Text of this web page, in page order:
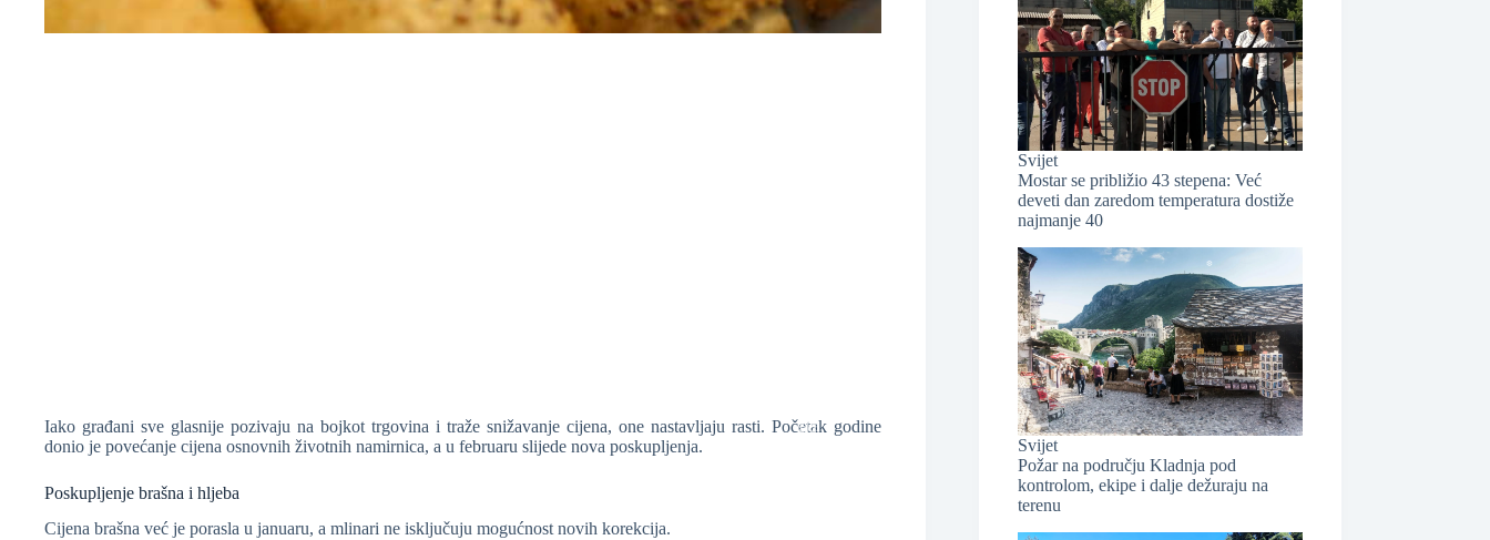
Iako građani sve glasnije pozivaju na bojkot trgovina i traže snižavanje cijena, one nastavljaju rasti. Početak godine
donio je povećanje cijena osnovnih životnih namirnica, a u februaru slijede nova poskupljenja.
Poskupljenje brašna i hljeba
Cijena brašna već je porasla u januaru, a mlinari ne isključuju mogućnost novih korekcija.
Svijet
Mostar se približio 43 stepena: Već
deveti dan zaredom temperatura dostiže
najmanje 40
Svijet
Požar na području Kladnja pod
kontrolom, ekipe i dalje dežuraju na
terenu
❆